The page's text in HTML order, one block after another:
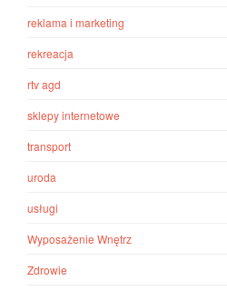
reklama i marketing
rekreacja
rtv agd
sklepy internetowe
transport
uroda
usługi
Wyposażenie Wnętrz
Zdrowie